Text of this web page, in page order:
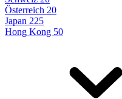
Österreich 20
Japan 225
Hong Kong 50